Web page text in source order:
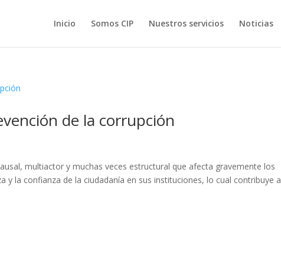
Inicio Somos CIP Nuestros servicios Noticias
de la corrupción
multiactor y muchas veces estructural que afecta gravemente los
y la confianza de la ciudadanía en sus instituciones, lo cual contribuye a